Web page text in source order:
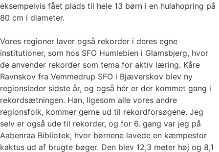
eksempelvis fået plads til hele 13 børn i en hulahopring på
80 cm i diameter.
Vores regioner laver også rekorder i deres egne
institutioner, som hos SFO Humlebien i Glamsbjerg, hvor
de anvender rekorder som tema for aktiv læring. Kåre
Ravnskov fra Vemmedrup SFO i Bjæverskov blev ny
regionsleder sidste år, og også hér er der kommet gang i
rekordsætningen. Han, ligesom alle vores andre
regionsfolk, kommer gerne ud til rekordforsøgene. Jeg
selv er også ude til rekorder, og for 6. gang var jeg på
Aabenraa Bibliotek, hvor børnene lavede en kæmpestor
kaktus ud af brugte bøger. Den blev 12,3 meter høj og 8,1